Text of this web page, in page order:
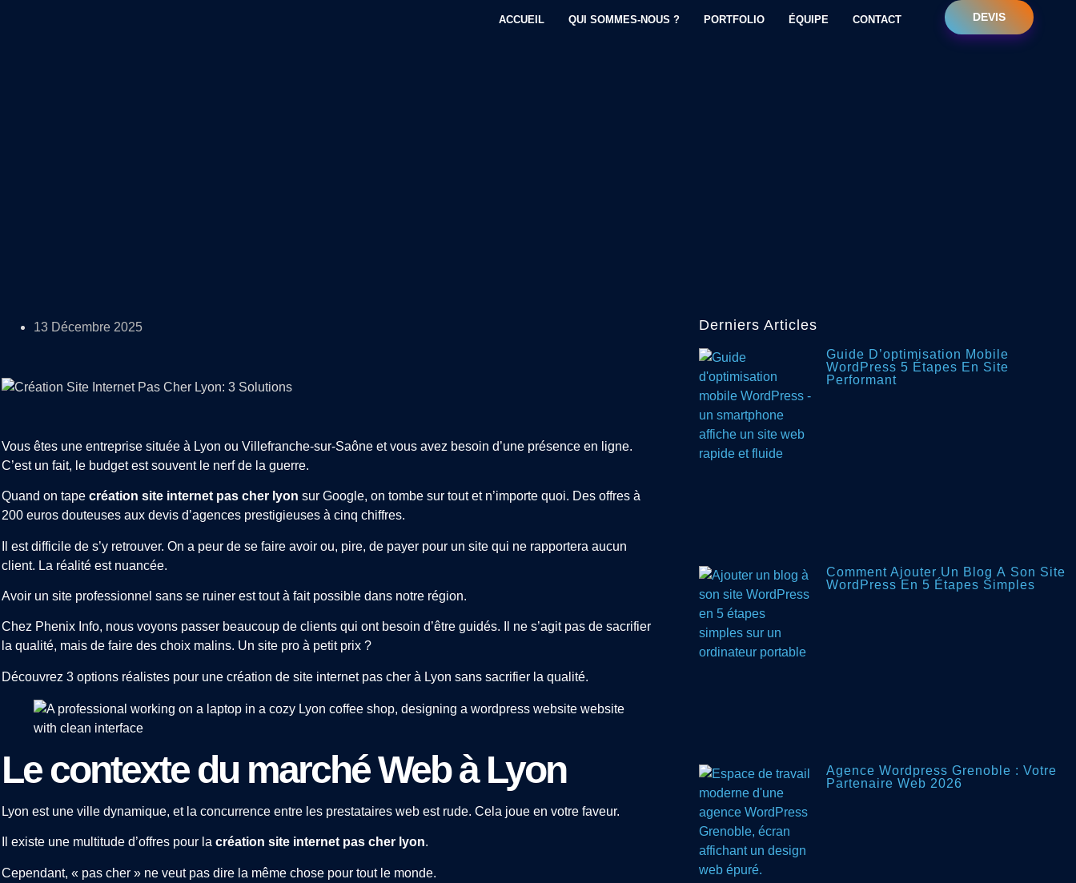
ACCUEIL QUI SOMMES-NOUS ? PORTFOLIO ÉQUIPE CONTACT DEVIS
13 Décembre 2025
Vous êtes une entreprise située à Lyon ou Villefranche-sur-Saône et vous avez besoin d’une présence en ligne.
C’est un fait, le budget est souvent le nerf de la guerre.
Quand on tape création site internet pas cher lyon sur Google, on tombe sur tout et n’importe quoi. Des offres à
200 euros douteuses aux devis d’agences prestigieuses à cinq chiffres.
Il est difficile de s’y retrouver. On a peur de se faire avoir ou, pire, de payer pour un site qui ne rapportera aucun
client. La réalité est nuancée.
Avoir un site professionnel sans se ruiner est tout à fait possible dans notre région.
Chez Phenix Info, nous voyons passer beaucoup de clients qui ont besoin d’être guidés. Il ne s’agit pas de sacrifier
la qualité, mais de faire des choix malins. Un site pro à petit prix ?
Découvrez 3 options réalistes pour une création de site internet pas cher à Lyon sans sacrifier la qualité.
Le contexte du marché Web à Lyon
Lyon est une ville dynamique, et la concurrence entre les prestataires web est rude. Cela joue en votre faveur.
Il existe une multitude d’offres pour la création site internet pas cher lyon.
Cependant, « pas cher » ne veut pas dire la même chose pour tout le monde.
Derniers Articles
Guide D’optimisation Mobile
WordPress 5 Étapes En Site
Performant
Comment Ajouter Un Blog À Son Site
WordPress En 5 Étapes Simples
Agence Wordpress Grenoble : Votre
Partenaire Web 2026